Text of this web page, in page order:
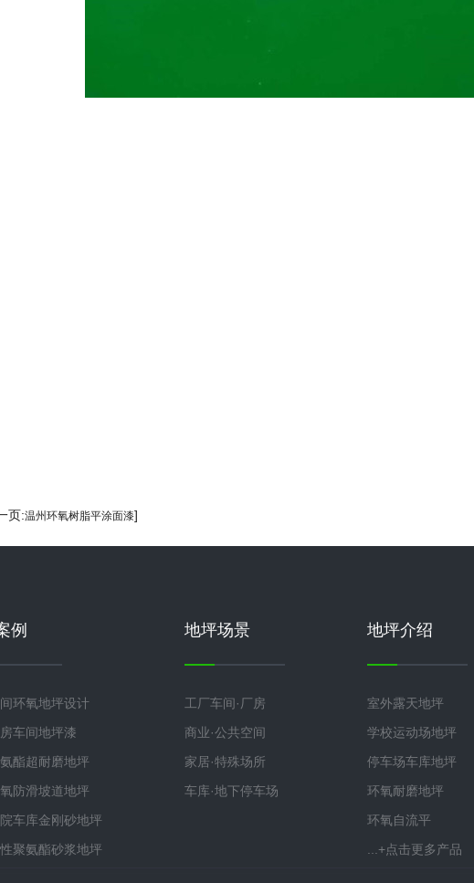
页:温州环氧树脂平涂面漆]
例
环氧地坪设计
车间地坪漆
酯超耐磨地坪
防滑坡道地坪
车库金刚砂地坪
聚氨酯砂浆地坪
地坪场景
工厂车间·厂房
商业·公共空间
家居·特殊场所
车库·地下停车场
地坪介绍
室外露天地坪
学校运动场地坪
停车场车库地坪
环氧耐磨地坪
环氧自流平
...+点击更多产品